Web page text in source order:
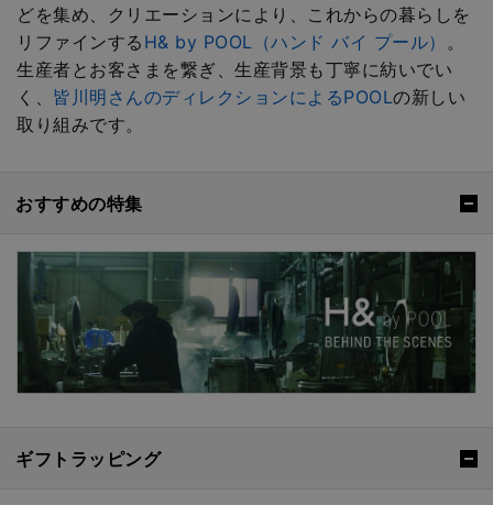
どを集め、クリエーションにより、これからの暮らしを
リファインする H& by POOL（ハンド バイ プール） 。
生産者とお客さまを繋ぎ、生産背景も丁寧に紡いでい
く、 皆川明さんのディレクションによるPOOLの新しい
取り組みです。
おすすめの特集
ギフトラッピング